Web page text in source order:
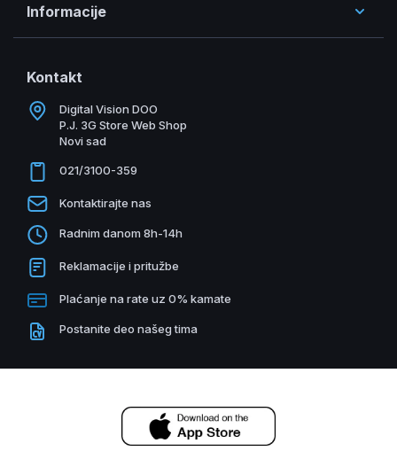
Informacije
Kontakt
Digital Vision DOO
P.J. 3G Store Web Shop
Novi sad
021/3100-359
Kontaktirajte nas
Radnim danom 8h-14h
Reklamacije i pritužbe
Plaćanje na rate uz 0% kamate
Postanite deo našeg tima